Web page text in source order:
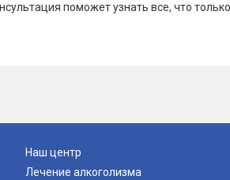
поможет узнать все, что
Наш центр
Лечение алкоголизма